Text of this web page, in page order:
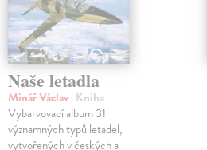
Naše letadla
Minář Václav| Kniha
Vybarvovací album 31
významných typů letadel,
vytvořených v českých a